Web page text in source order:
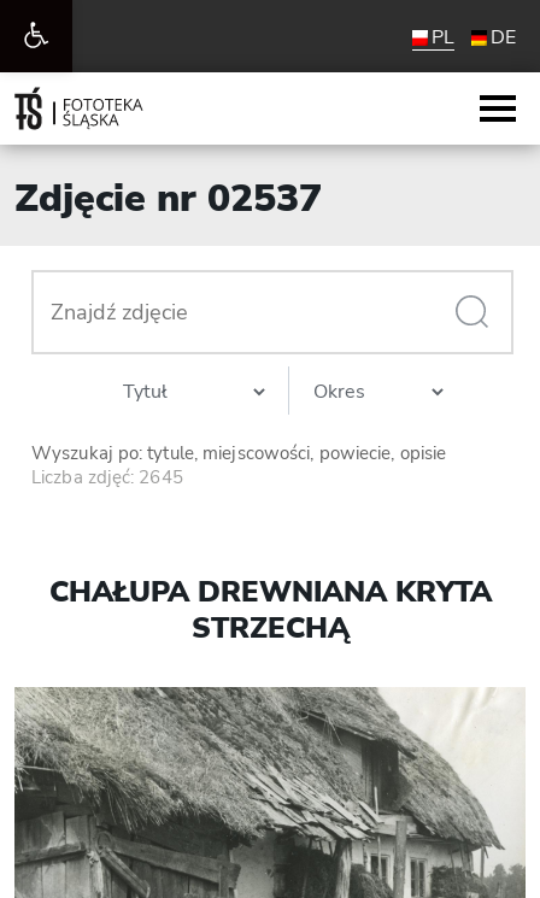
Otwórz
pasek
narzędzi
PL DE
Zdjęcie nr 02537
Wyszukaj po: tytule, miejscowości, powiecie, opisie
Liczba zdjęć: 2645
CHAŁUPA DREWNIANA KRYTA
STRZECHĄ